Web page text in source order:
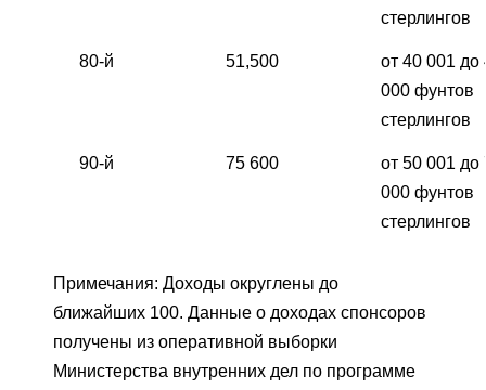
стерлингов
80-й 51,500
от 40 001 до
000 фунтов
стерлингов
90-й 75 600
от 50 001 до
000 фунтов
стерлингов
Примечания: Доходы округлены до
ближайших 100. Данные о доходах спонсоров
получены из оперативной выборки
Министерства внутренних дел по программе